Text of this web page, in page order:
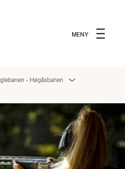
MENY
- Høgåsbanen